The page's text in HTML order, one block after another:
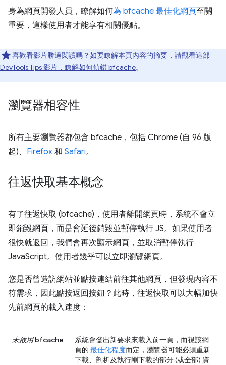
身為網頁開發人員，瞭解如何為 bfcache 最佳化網頁至關
重要，這樣使用者才能享有相關優點。
喜歡看影片勝過閱讀嗎？如要瞭解本頁內容的摘要，請觀看這部
DevTools Tips 影片，瞭解如何偵錯 bfcache。
瀏覽器相容性
所有主要瀏覽器都包含 bfcache，包括 Chrome (自 96 版
起)、 Firefox 和 Safari。
往返快取基本概念
有了往返快取 (bfcache)，使用者離開網頁時，系統不會立
即銷毀網頁，而是會延後銷毀並暫停執行 JS。如果使用者
很快就返回，我們會再次顯示網頁，並取消暫停執行
JavaScript。使用者幾乎可以立即瀏覽網頁。
您是否曾造訪網站並點按連結前往其他網頁，但發現內容不
符需求，因此點按返回按鈕？此時，往返快取可以大幅加快
先前網頁的載入速度：
未啟用bfcache
系統會發出新要求來載入前一頁，而視該網
頁的 最佳化程度而定，瀏覽器可能必須重新
下載、剖析及執行剛下載的部分 (或全部) 資